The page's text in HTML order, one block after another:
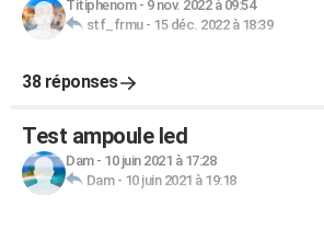
Titiphenom- 9 nov. 2022 à 09:54
stf_frmu- 15 déc. 2022 à 18:39
38 réponses
Test ampoule led
Dam- 10 juin 2021 à 17:28
Dam- 10 juin 2021 à 19:18